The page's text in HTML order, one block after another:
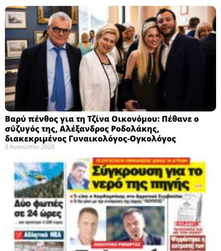
Βαρύ πένθος για τη Τζίνα Οικονόμου: Πέθανε ο
σύζυγός της, Αλέξανδρος Ροδολάκης,
διακεκριμένος Γυναικολόγος-Ογκολόγος
8 Αυγούστου 2026